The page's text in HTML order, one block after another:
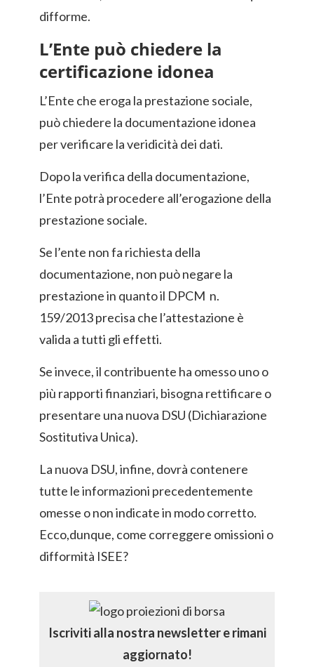
difforme.
L’Ente può chiedere la
certificazione idonea
L’Ente che eroga la prestazione sociale,
può chiedere la documentazione idonea
per verificare la veridicità dei dati.
Dopo la verifica della documentazione,
l’Ente potrà procedere all’erogazione della
prestazione sociale.
Se l’ente non fa richiesta della
documentazione, non può negare la
prestazione in quanto il DPCM n.
159/2013 precisa che l’attestazione è
valida a tutti gli effetti.
Se invece, il contribuente ha omesso uno o
più rapporti finanziari, bisogna rettificare o
presentare una nuova DSU (Dichiarazione
Sostitutiva Unica).
La nuova DSU, infine, dovrà contenere
tutte le informazioni precedentemente
omesse o non indicate in modo corretto.
Ecco,dunque, come correggere omissioni o
difformità ISEE?
Iscriviti alla nostra newsletter e rimani
aggiornato!